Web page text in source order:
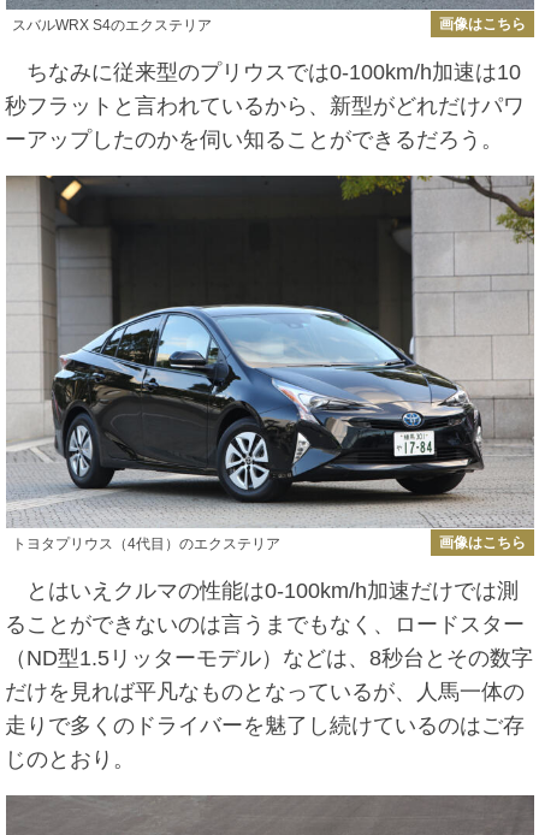
スバルWRX S4のエクステリア 画像はこちら
ちなみに従来型のプリウスでは0-100km/h加速は10
秒フラットと言われているから、新型がどれだけパワ
ーアップしたのかを伺い知ることができるだろう。
トヨタプリウス（4代目）のエクステリア 画像はこちら
とはいえクルマの性能は0-100km/h加速だけでは測
ることができないのは言うまでもなく、ロードスター
（ND型1.5リッターモデル）などは、8秒台とその数字
だけを見れば平凡なものとなっているが、人馬一体の
走りで多くのドライバーを魅了し続けているのはご存
じのとおり。